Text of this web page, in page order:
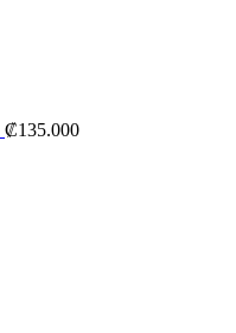
₡135.000